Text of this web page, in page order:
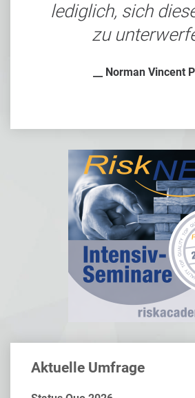
lediglich, sich
zu
__ Norman Vincent
Aktuelle Umfrage